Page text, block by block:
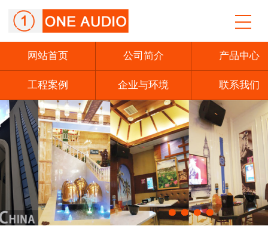
网站首页 公司简介 产品中心
工程案例 企业与环境 联系我们